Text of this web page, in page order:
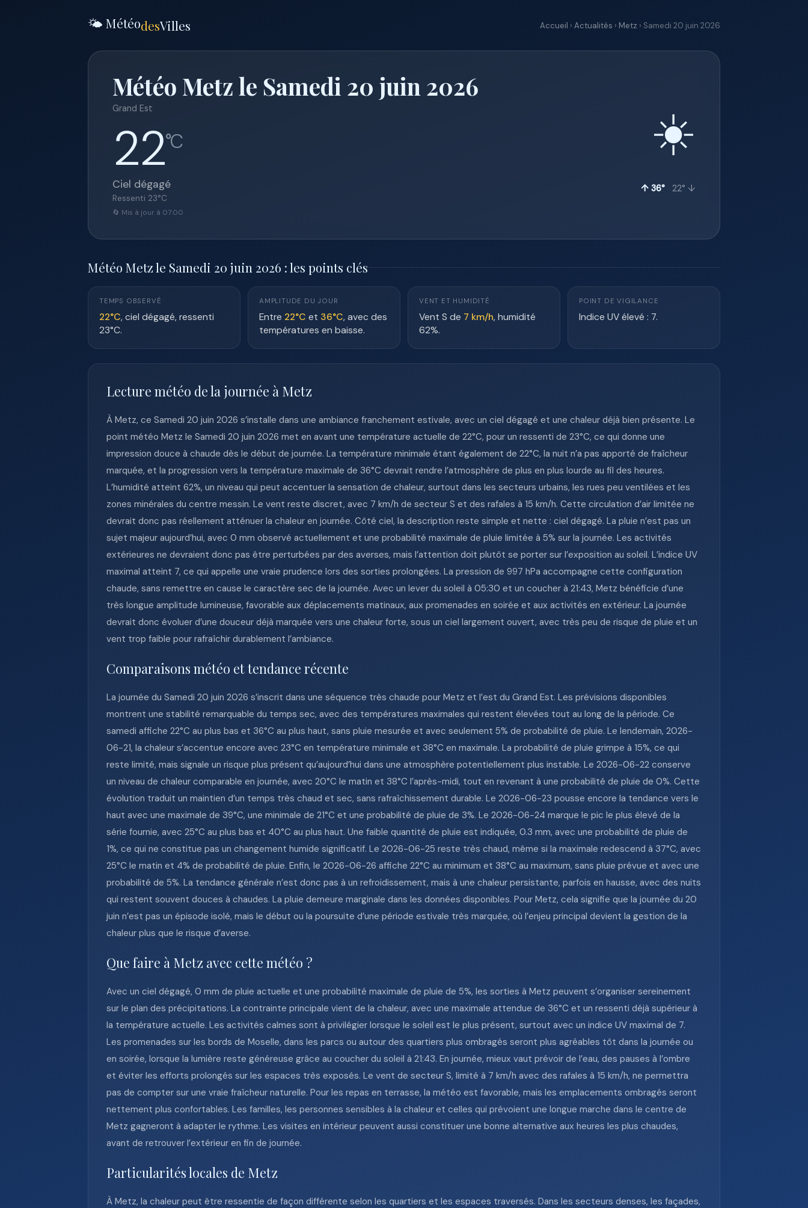
🌤️ MétéodesVilles Accueil › Actualités › Metz › Samedi 20 juin 2026
Météo Metz le Samedi 20 juin 2026
Grand Est
22°C
Ciel dégagé
Ressenti 23°C
🔄 Mis à jour à 07:00
☀️
↑ 36° 22° ↓
Météo Metz le Samedi 20 juin 2026 : les points clés
TEMPS OBSERVÉ
22°C, ciel dégagé, ressenti
23°C.
AMPLITUDE DU JOUR
Entre 22°C et 36°C, avec des
températures en baisse.
VENT ET HUMIDITÉ
Vent S de 7 km/h, humidité
62%.
POINT DE VIGILANCE
Indice UV élevé : 7.
Lecture météo de la journée à Metz
À Metz, ce Samedi 20 juin 2026 s’installe dans une ambiance franchement estivale, avec un ciel dégagé et une chaleur déjà bien présente. Le
point météo Metz le Samedi 20 juin 2026 met en avant une température actuelle de 22°C, pour un ressenti de 23°C, ce qui donne une
impression douce à chaude dès le début de journée. La température minimale étant également de 22°C, la nuit n’a pas apporté de fraîcheur
marquée, et la progression vers la température maximale de 36°C devrait rendre l’atmosphère de plus en plus lourde au fil des heures.
L’humidité atteint 62%, un niveau qui peut accentuer la sensation de chaleur, surtout dans les secteurs urbains, les rues peu ventilées et les
zones minérales du centre messin. Le vent reste discret, avec 7 km/h de secteur S et des rafales à 15 km/h. Cette circulation d’air limitée ne
devrait donc pas réellement atténuer la chaleur en journée. Côté ciel, la description reste simple et nette : ciel dégagé. La pluie n’est pas un
sujet majeur aujourd’hui, avec 0 mm observé actuellement et une probabilité maximale de pluie limitée à 5% sur la journée. Les activités
extérieures ne devraient donc pas être perturbées par des averses, mais l’attention doit plutôt se porter sur l’exposition au soleil. L’indice UV
maximal atteint 7, ce qui appelle une vraie prudence lors des sorties prolongées. La pression de 997 hPa accompagne cette configuration
chaude, sans remettre en cause le caractère sec de la journée. Avec un lever du soleil à 05:30 et un coucher à 21:43, Metz bénéficie d’une
très longue amplitude lumineuse, favorable aux déplacements matinaux, aux promenades en soirée et aux activités en extérieur. La journée
devrait donc évoluer d’une douceur déjà marquée vers une chaleur forte, sous un ciel largement ouvert, avec très peu de risque de pluie et un
vent trop faible pour rafraîchir durablement l’ambiance.
Comparaisons météo et tendance récente
La journée du Samedi 20 juin 2026 s’inscrit dans une séquence très chaude pour Metz et l’est du Grand Est. Les prévisions disponibles
montrent une stabilité remarquable du temps sec, avec des températures maximales qui restent élevées tout au long de la période. Ce
samedi affiche 22°C au plus bas et 36°C au plus haut, sans pluie mesurée et avec seulement 5% de probabilité de pluie. Le lendemain, 2026-
06-21, la chaleur s’accentue encore avec 23°C en température minimale et 38°C en maximale. La probabilité de pluie grimpe à 15%, ce qui
reste limité, mais signale un risque plus présent qu’aujourd’hui dans une atmosphère potentiellement plus instable. Le 2026-06-22 conserve
un niveau de chaleur comparable en journée, avec 20°C le matin et 38°C l’après-midi, tout en revenant à une probabilité de pluie de 0%. Cette
évolution traduit un maintien d’un temps très chaud et sec, sans rafraîchissement durable. Le 2026-06-23 pousse encore la tendance vers le
haut avec une maximale de 39°C, une minimale de 21°C et une probabilité de pluie de 3%. Le 2026-06-24 marque le pic le plus élevé de la
série fournie, avec 25°C au plus bas et 40°C au plus haut. Une faible quantité de pluie est indiquée, 0.3 mm, avec une probabilité de pluie de
1%, ce qui ne constitue pas un changement humide significatif. Le 2026-06-25 reste très chaud, même si la maximale redescend à 37°C, avec
25°C le matin et 4% de probabilité de pluie. Enfin, le 2026-06-26 affiche 22°C au minimum et 38°C au maximum, sans pluie prévue et avec une
probabilité de 5%. La tendance générale n’est donc pas à un refroidissement, mais à une chaleur persistante, parfois en hausse, avec des nuits
qui restent souvent douces à chaudes. La pluie demeure marginale dans les données disponibles. Pour Metz, cela signifie que la journée du 20
juin n’est pas un épisode isolé, mais le début ou la poursuite d’une période estivale très marquée, où l’enjeu principal devient la gestion de la
chaleur plus que le risque d’averse.
Que faire à Metz avec cette météo ?
Avec un ciel dégagé, 0 mm de pluie actuelle et une probabilité maximale de pluie de 5%, les sorties à Metz peuvent s’organiser sereinement
sur le plan des précipitations. La contrainte principale vient de la chaleur, avec une maximale attendue de 36°C et un ressenti déjà supérieur à
la température actuelle. Les activités calmes sont à privilégier lorsque le soleil est le plus présent, surtout avec un indice UV maximal de 7.
Les promenades sur les bords de Moselle, dans les parcs ou autour des quartiers plus ombragés seront plus agréables tôt dans la journée ou
en soirée, lorsque la lumière reste généreuse grâce au coucher du soleil à 21:43. En journée, mieux vaut prévoir de l’eau, des pauses à l’ombre
et éviter les efforts prolongés sur les espaces très exposés. Le vent de secteur S, limité à 7 km/h avec des rafales à 15 km/h, ne permettra
pas de compter sur une vraie fraîcheur naturelle. Pour les repas en terrasse, la météo est favorable, mais les emplacements ombragés seront
nettement plus confortables. Les familles, les personnes sensibles à la chaleur et celles qui prévoient une longue marche dans le centre de
Metz gagneront à adapter le rythme. Les visites en intérieur peuvent aussi constituer une bonne alternative aux heures les plus chaudes,
avant de retrouver l’extérieur en fin de journée.
Particularités locales de Metz
À Metz, la chaleur peut être ressentie de façon différente selon les quartiers et les espaces traversés. Dans les secteurs denses, les façades,